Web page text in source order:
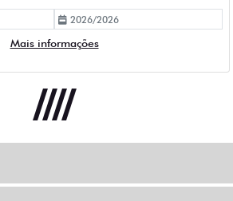
2026/2026
Mais informações